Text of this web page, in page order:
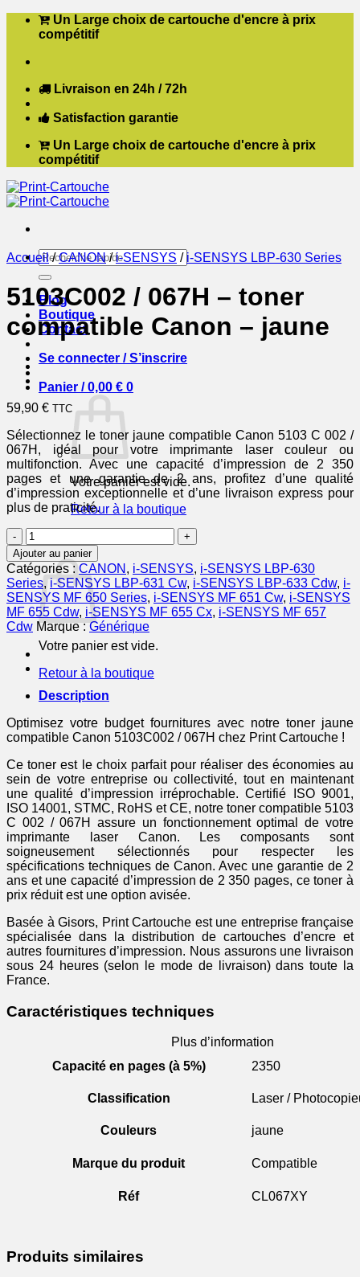
Passer Un Large choix de cartouche d'encre à prix
compétitif
Livraison en 24h / 72h
Satisfaction garantie
Un Large choix de cartouche d'encre à prix
compétitif
Recherche
pour :
Blog
Boutique
Contact
Se connecter / S’inscrire
Panier /0,00 € 0
Votre panier est vide.
Retour à la boutique
Panier
Votre panier est vide.
Retour à la boutique
Accueil / CANON / i-SENSYS / i-SENSYS LBP-630 Series
5103C002 / 067H – toner
compatible Canon – jaune
59,90 € TTC
Sélectionnez le toner jaune compatible Canon 5103 C 002 /
067H, idéal pour votre imprimante laser couleur ou
multifonction. Avec une capacité d’impression de 2 350
pages et une garantie de 2 ans, profitez d’une qualité
d’impression exceptionnelle et d’une livraison express pour
plus de praticité.
quantité
de
5103C002
/
067H
-
toner
compatible
Canon
-
jaune
Ajouter au panier
Catégories : CANON , i-SENSYS, i-SENSYS LBP-630
Series,i-SENSYS LBP-631 Cw, i-SENSYS LBP-633 Cdw, i-
SENSYS MF 650 Series, i-SENSYS MF 651 Cw, i-SENSYS
MF 655 Cdw, i-SENSYS MF 655 Cx, i-SENSYS MF 657
Cdw Marque :Générique
Description
Optimisez votre budget fournitures avec notre toner jaune
compatible Canon 5103C002 / 067H chez Print Cartouche !
Ce toner est le choix parfait pour réaliser des économies au
sein de votre entreprise ou collectivité, tout en maintenant
une qualité d’impression irréprochable. Certifié ISO 9001,
ISO 14001, STMC, RoHS et CE, notre toner compatible 5103
C 002 / 067H assure un fonctionnement optimal de votre
imprimante laser Canon. Les composants sont
soigneusement sélectionnés pour respecter les
spécifications techniques de Canon. Avec une garantie de 2
ans et une capacité d’impression de 2 350 pages, ce toner à
prix réduit est une option avisée.
Basée à Gisors, Print Cartouche est une entreprise française
spécialisée dans la distribution de cartouches d’encre et
autres fournitures d’impression. Nous assurons une livraison
sous 24 heures (selon le mode de livraison) dans toute la
France.
Caractéristiques techniques
Plus d’information
Capacité en pages (à 5%)
2350
Classification Laser /
Couleurs jaune
Marque du produit Compatible
Réf CL067XY
Produits similaires